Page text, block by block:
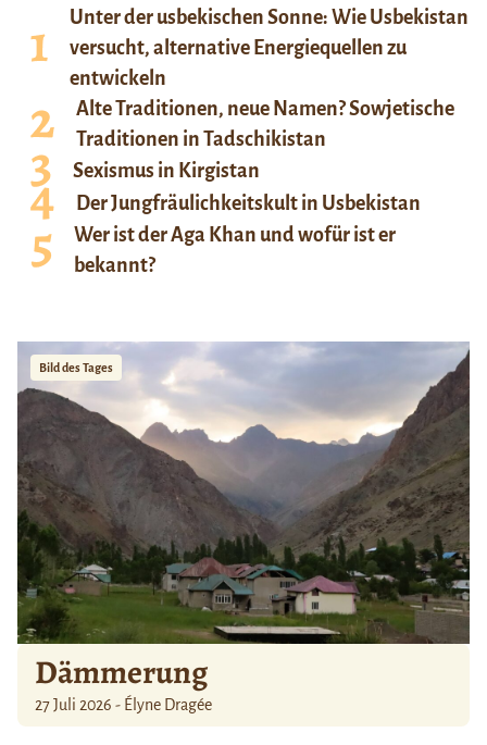
Unter der usbekischen Sonne: Wie Usbekistan
versucht, alternative Energiequellen zu
entwickeln
Alte Traditionen, neue Namen? Sowjetische
Traditionen in Tadschikistan
Sexismus in Kirgistan
Der Jungfräulichkeitskult in Usbekistan
Wer ist der Aga Khan und wofür ist er
bekannt?
Bild des Tages
Dämmerung
27 Juli 2026 - Élyne Dragée